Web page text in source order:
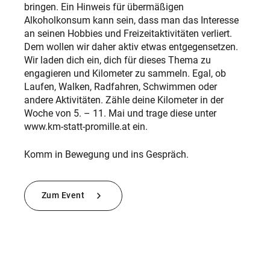
bringen. Ein Hinweis für übermäßigen
Alkoholkonsum kann sein, dass man das Interesse
an seinen Hobbies und Freizeitaktivitäten verliert.
Dem wollen wir daher aktiv etwas entgegensetzen.
Wir laden dich ein, dich für dieses Thema zu
engagieren und Kilometer zu sammeln. Egal, ob
Laufen, Walken, Radfahren, Schwimmen oder
andere Aktivitäten. Zähle deine Kilometer in der
Woche von 5. – 11. Mai und trage diese unter
www.km-statt-promille.at ein.
Komm in Bewegung und ins Gespräch.
Zum Event